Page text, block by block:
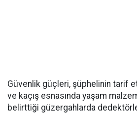
Güvenlik güçleri, şüphelinin tarif
ve kaçış esnasında yaşam
belirttiği güzergahlarda